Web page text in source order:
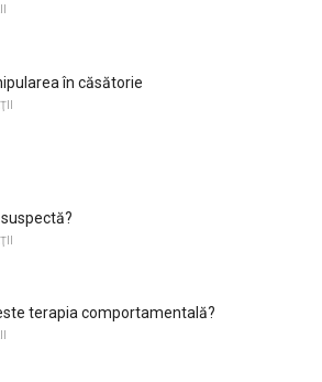
în căsătorie
terapia comportamentală?